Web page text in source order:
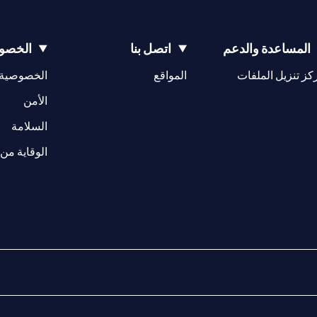
المساعدة والدعم
تنزيل الملفات
اتصل بنا
المواقعopens in a new tab الخصوصية
الأمن
السلامة
الوقاية